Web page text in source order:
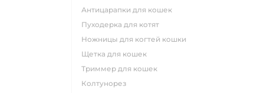
антицарапки для кошек
пуходерка для котят
ножницы для когтей кошки
щетка для кошек
триммер для кошек
колтунорез